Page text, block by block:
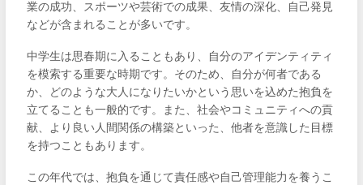
業の成功、スポーツや芸術での成果、友情の深化、自己発見
などが含まれることが多いです。
中学生は思春期に入ることもあり、自分のアイデンティティ
を模索する重要な時期です。そのため、自分が何者である
か、どのような大人になりたいかという思いを込めた抱負を
立てることも一般的です。また、社会やコミュニティへの貢
献、より良い人間関係の構築といった、他者を意識した目標
を持つこともあります。
この年代では、抱負を通じて責任感や自己管理能力を養うこ